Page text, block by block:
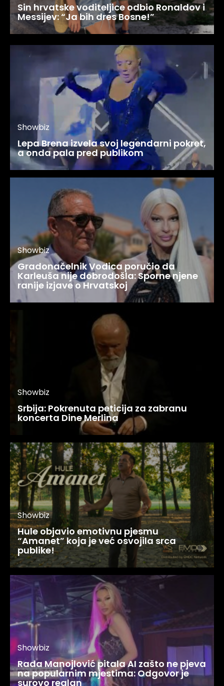
Sin hrvatske voditeljice odbio Ronaldov i
Messijev: “Ja bih dres Bosne!”
Showbiz
Lepa Brena izvela svoj legendarni pokret,
a onda pala pred publikom
Showbiz
Gradonačelnik Vodica poručio da
Karleuša nije dobrodošla: Sporne njene
ranije izjave o Hrvatskoj
Showbiz
Srbija: Pokrenuta peticija za zabranu
koncerta Dine Merlina
Showbiz
Hule objavio emotivnu pjesmu
“Amanet” koja je već osvojila srca
publike!
Showbiz
Rada Manojlović pitala AI zašto ne pjeva
na popularnim mjestima: Odgovor je
surovo realan